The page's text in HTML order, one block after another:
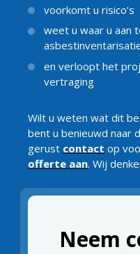
voorkomt u risico’s
weet u waar u aan
en verloopt het
vertraging
Wilt u weten wat dit
bent u benieuwd naar
gerust contact op
offerte aan. Wij
Neem